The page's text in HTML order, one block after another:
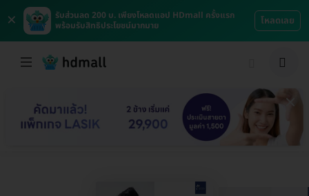
×
รับส่วนลด 200 บ. เพียงโหลดแอป HDmall ครั้งแรก
พร้อมรับสิทธิประโยชน์มากมาย
โหลดเลย